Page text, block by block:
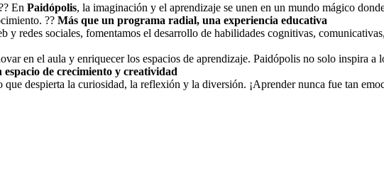
En Paidópolis, la imaginación y el aprendizaje se unen en un mundo mágico
?? Más que un programa radial, una experiencia educativa
redes sociales, fomentamos el desarrollo de habilidades cognitivas,
en el aula y enriquecer los espacios de aprendizaje. Paidópolis no solo inspira a
espacio de crecimiento y creatividad
despierta la curiosidad, la reflexión y la diversión. ¡Aprender nunca fue tan